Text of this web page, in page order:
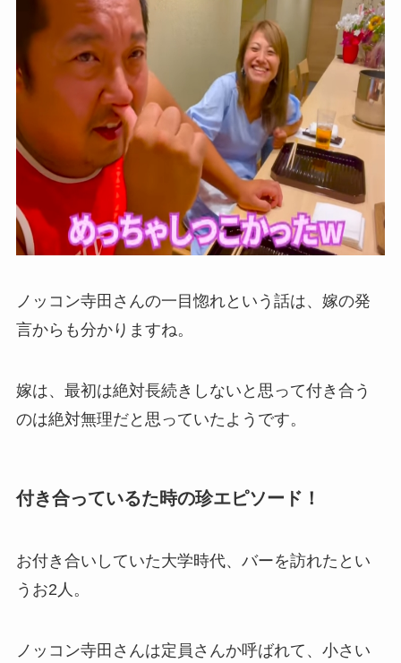
ノッコン寺田さんの一目惚れという話は、嫁の発
言からも分かりますね。
嫁は、最初は絶対長続きしないと思って付き合う
のは絶対無理だと思っていたようです。
付き合っているた時の珍エピソード！
お付き合いしていた大学時代、バーを訪れたとい
うお2人。
ノッコン寺田さんは定員さんか呼ばれて、小さい